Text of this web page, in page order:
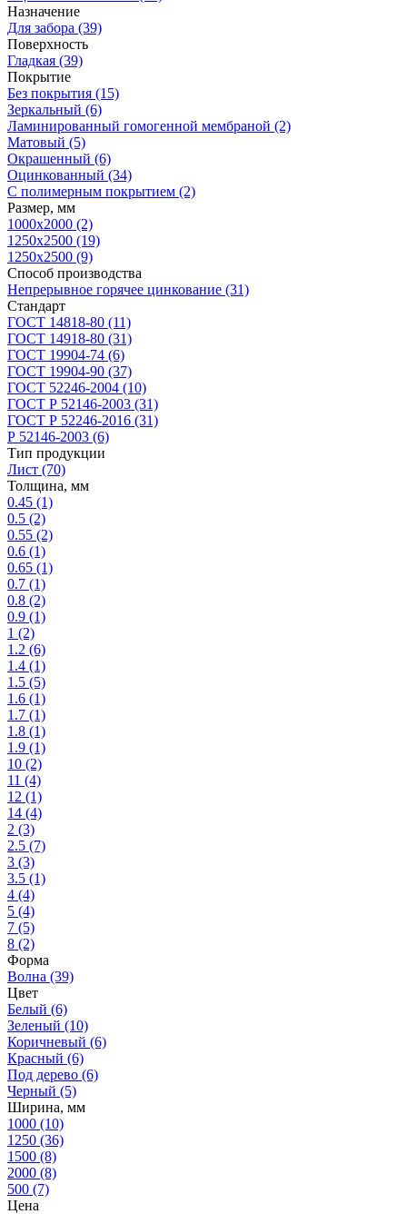
Назначение
Для забора (39)
Поверхность
Гладкая (39)
Покрытие
Без покрытия (15)
Зеркальный (6)
Ламинированный гомогенной мембраной (2)
Матовый (5)
Окрашенный (6)
Оцинкованный (34)
С полимерным покрытием (2)
Размер, мм
1000х2000 (2)
1250x2500 (19)
1250х2500 (9)
Способ производства
Непрерывное горячее цинкование (31)
Стандарт
ГОСТ 14818-80 (11)
ГОСТ 14918-80 (31)
ГОСТ 19904-74 (6)
ГОСТ 19904-90 (37)
ГОСТ 52246-2004 (10)
ГОСТ Р 52146-2003 (31)
ГОСТ Р 52246-2016 (31)
Р 52146-2003 (6)
Тип продукции
Лист (70)
Толщина, мм
0.45 (1)
0.5 (2)
0.55 (2)
0.6 (1)
0.65 (1)
0.7 (1)
0.8 (2)
0.9 (1)
1 (2)
1.2 (6)
1.4 (1)
1.5 (5)
1.6 (1)
1.7 (1)
1.8 (1)
1.9 (1)
10 (2)
11 (4)
12 (1)
14 (4)
2 (3)
2.5 (7)
3 (3)
3.5 (1)
4 (4)
5 (4)
7 (5)
8 (2)
Форма
Волна (39)
Цвет
Белый (6)
Зеленый (10)
Коричневый (6)
Красный (6)
Под дерево (6)
Черный (5)
Ширина, мм
1000 (10)
1250 (36)
1500 (8)
2000 (8)
500 (7)
Цена